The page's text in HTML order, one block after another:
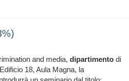
and media, dipartimento di
18, Aula Magna, la